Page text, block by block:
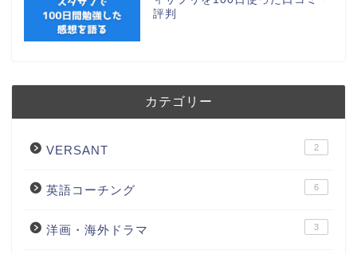
評判
カテゴリー
VERSANT 2
英語コーチング 6
洋画・海外ドラマ 3